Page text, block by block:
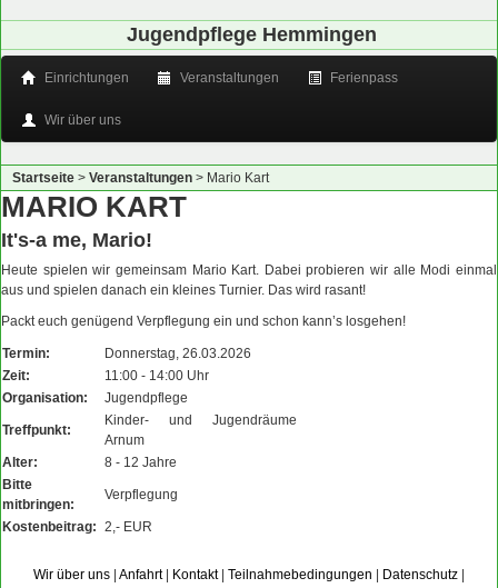
Jugendpflege Hemmingen
Einrichtungen Veranstaltungen Ferienpass
Wir über uns
Startseite > Veranstaltungen > Mario Kart
MARIO KART
It's-a me, Mario!
Heute spielen wir gemeinsam Mario Kart. Dabei probieren wir alle Modi einmal
aus und spielen danach ein kleines Turnier. Das wird rasant!
Packt euch genügend Verpflegung ein und schon kann’s losgehen!
Termin:
Donnerstag, 26.03.2026
Zeit:
11:00 - 14:00 Uhr
Organisation:
Jugendpflege
Treffpunkt:
Kinder- und Jugendräume
Arnum
Alter:
8 - 12 Jahre
Bitte
mitbringen:
Verpflegung
Kostenbeitrag: 2,- EUR
Wir über uns Anfahrt| Kontakt| Teilnahmebedingungen Datenschutz